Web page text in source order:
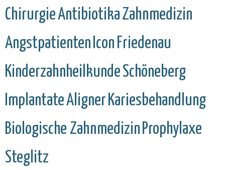
ChirurgieAntibiotikaZahnmedizin
Angstpatienten Icon Friedenau
KinderzahnheilkundeSchöneberg
ImplantateAligner Kariesbehandlung
Biologische Zahnmedizin Prophylaxe
Steglitz